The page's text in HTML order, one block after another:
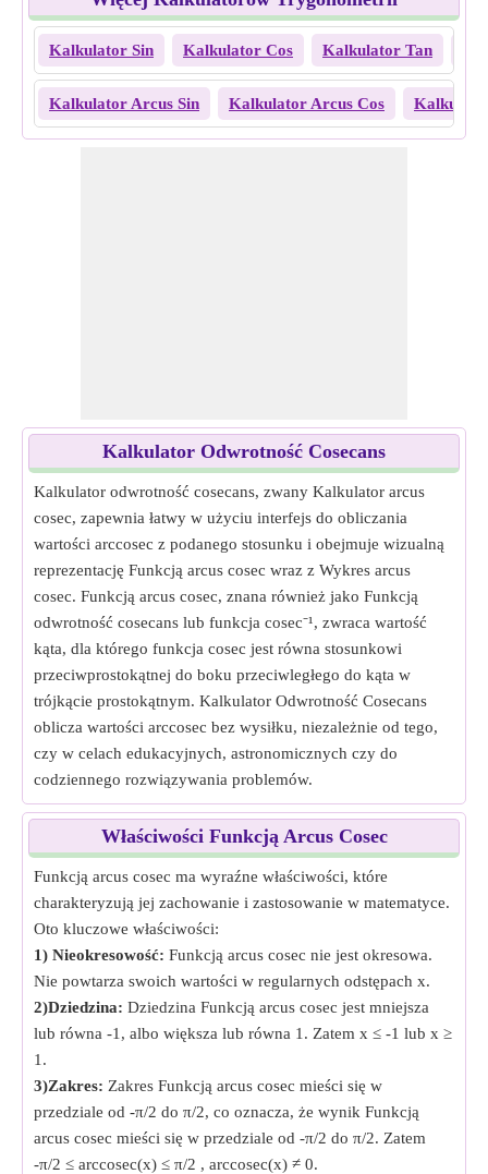
Kalkulator Sin Kalkulator Cos Kalkulator Tan
Kalkulator Arcus Sin Kalkulator Arcus Cos
Kalkulator Odwrotność Cosecans
Kalkulator odwrotność cosecans, zwany Kalkulator arcus
cosec, zapewnia łatwy w użyciu interfejs do obliczania
wartości arccosec z podanego stosunku i obejmuje wizualną
reprezentację Funkcją arcus cosec wraz z Wykres arcus
cosec. Funkcją arcus cosec, znana również jako Funkcją
odwrotność cosecans lub funkcja cosec⁻¹, zwraca wartość
kąta, dla którego funkcja cosec jest równa stosunkowi
przeciwprostokątnej do boku przeciwległego do kąta w
trójkącie prostokątnym. Kalkulator Odwrotność Cosecans
oblicza wartości arccosec bez wysiłku, niezależnie od tego,
czy w celach edukacyjnych, astronomicznych czy do
codziennego rozwiązywania problemów.
Właściwości Funkcją Arcus Cosec
Funkcją arcus cosec ma wyraźne właściwości, które
charakteryzują jej zachowanie i zastosowanie w matematyce.
Oto kluczowe właściwości:
1) Nieokresowość: Funkcją arcus cosec nie jest okresowa.
Nie powtarza swoich wartości w regularnych odstępach x.
2)Dziedzina: Dziedzina Funkcją arcus cosec jest mniejsza
lub równa -1, albo większa lub równa 1. Zatem x ≤ -1 lub x ≥
1.
3)Zakres: Zakres Funkcją arcus cosec mieści się w
przedziale od -π/2 do π/2, co oznacza, że wynik Funkcją
arcus cosec mieści się w przedziale od -π/2 do π/2. Zatem
-π/2 ≤ arccosec(x) ≤ π/2 , arccosec(x) ≠ 0.